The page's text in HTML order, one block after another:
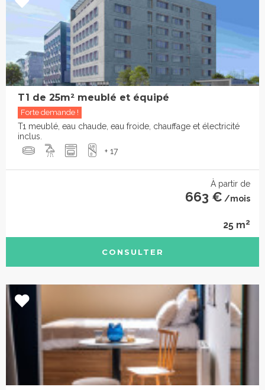
T1 de 25m² meublé et équipé
Forte demande !
T1 meublé, eau chaude, eau froide, chauffage et électricité
inclus.
+ 17
À partir de
663 € /mois
25 m2
CONSULTER